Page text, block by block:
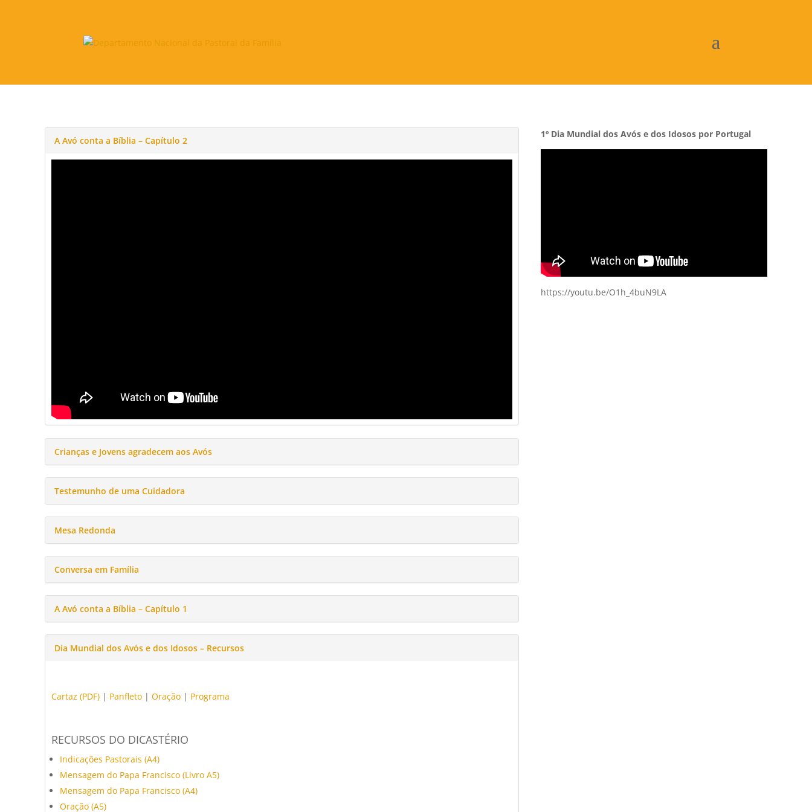
A Avó conta a Bíblia – Capítulo 2
Crianças e Jovens agradecem aos Avós
Testemunho de uma Cuidadora
Mesa Redonda
Conversa em Família
A Avó conta a Bíblia – Capítulo 1
Dia Mundial dos Avós e dos Idosos – Recursos
Cartaz (PDF)| Panfleto| Oração| Programa
RECURSOS DO DICASTÉRIO
Indicações Pastorais (A4)
Mensagem do Papa Francisco (Livro A5)
Mensagem do Papa Francisco (A4)
Oração (A5)
1º Dia Mundial dos Avós e dos Idosos por Portugal
https://youtu.be/O1h_4buN9LA